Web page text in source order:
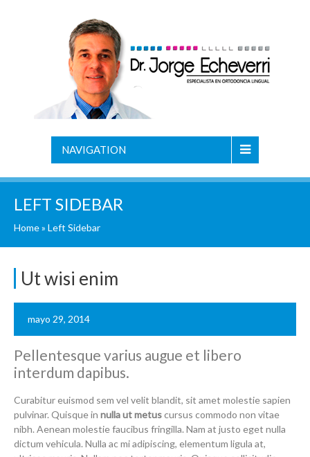
NAVIGATION
LEFT SIDEBAR
Home» Left Sidebar
Ut wisi enim
mayo 29, 2014
Pellentesque varius augue et libero
interdum dapibus.
Curabitur euismod sem vel velit blandit, sit amet molestie sapien
pulvinar. Quisque in nulla ut metuscursus commodo non vitae
nibh. Aenean molestie faucibus fringilla. Nam at justo eget nulla
dictum vehicula. Nulla ac mi adipiscing, elementum ligula at,